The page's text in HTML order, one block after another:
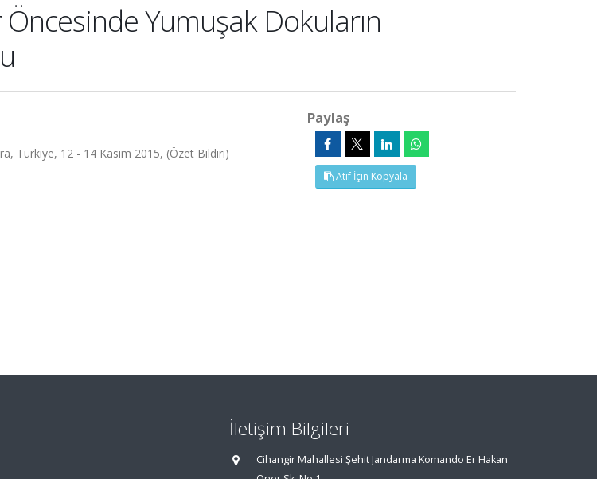
Yumuşak Dokuların
Türkiye, 12 - 14 Kasım 2015, (Özet Bildiri)
Paylaş
Atıf İçin Kopyala
İletişim Bilgileri
Cihangir Mahallesi Şehit Jandarma Komando Er Hakan